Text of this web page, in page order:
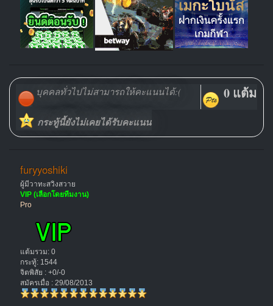
บุคคลทั่วไปไม่สามารถให้คะแนนได้:( 0 แต้ม
กระทู้นี้ยังไม่เคยได้รับคะแนน
furyyoshiki
ผู้มีวาทะสวิงสวาย
VIP (เลือกโดยทีมงาน)
Pro
แต้มรวม: 0
กระทู้: 1544
จิตพิสัย : +0/-0
สมัครเมื่อ : 29/08/2013